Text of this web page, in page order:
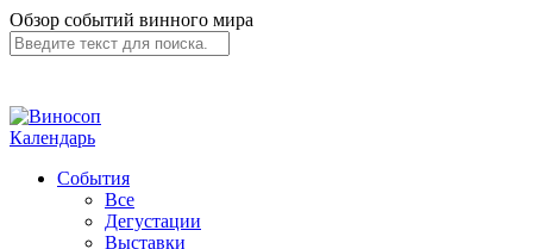
Обзор событий винного мира
Календарь
События
Все
Дегустации
Выставки